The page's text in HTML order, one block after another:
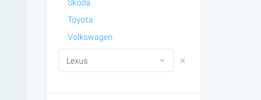
Skoda
Toyota
Volkswagen